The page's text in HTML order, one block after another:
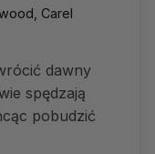
Carel
dawny
spędzają
pobudzić